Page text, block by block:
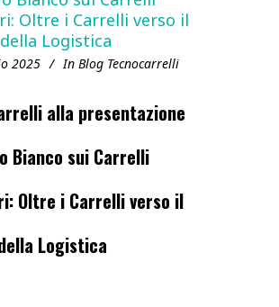
2025 In Blog Tecnocarrelli
alla presentazione
Bianco sui Carrelli
Oltre i Carrelli verso il
Logistica